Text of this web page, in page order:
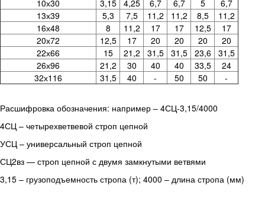
10х30
3,15 4,25 6,7 6,7 5
6,7
13х39
5,3 7,5 11,2 11,2 8,5
11,2
16х48
8 11,2 17 17 12,5
17
20х72
12,5 17 20 20 20
20
22х66
15 21,2 31,5 31,5 23,6
31,5
26х96
21,2 30 40 40 33,5
24
32х116
31,5 40 - 50 50 -
Расшифровка обозначения: например – 4СЦ-3,15/4000
4СЦ – четырехветвевой строп цепной
УСЦ – универсальный строп цепной
СЦ2вз — строп цепной с двумя замкнутыми ветвями
3,15 – грузоподъемность стропа (т); 4000 – длина стропа (мм)